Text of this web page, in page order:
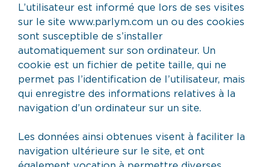
L’utilisateur est informé que lors de ses visites
sur le site www.parlym.com un ou des cookies
sont susceptible de s’installer
automatiquement sur son ordinateur. Un
cookie est un fichier de petite taille, qui ne
permet pas l’identification de l’utilisateur, mais
qui enregistre des informations relatives à la
navigation d’un ordinateur sur un site.
Les données ainsi obtenues visent à faciliter la
navigation ultérieure sur le site, et ont